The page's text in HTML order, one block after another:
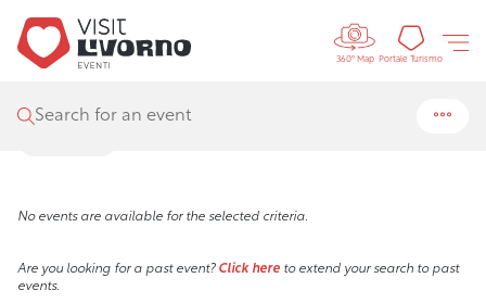
Controls
360° Map Portale Turismo
Search for an event
Visit Livorno/Events
No events are available for the selected criteria.
Are you looking for a past event? Click here to extend your search to past
events.